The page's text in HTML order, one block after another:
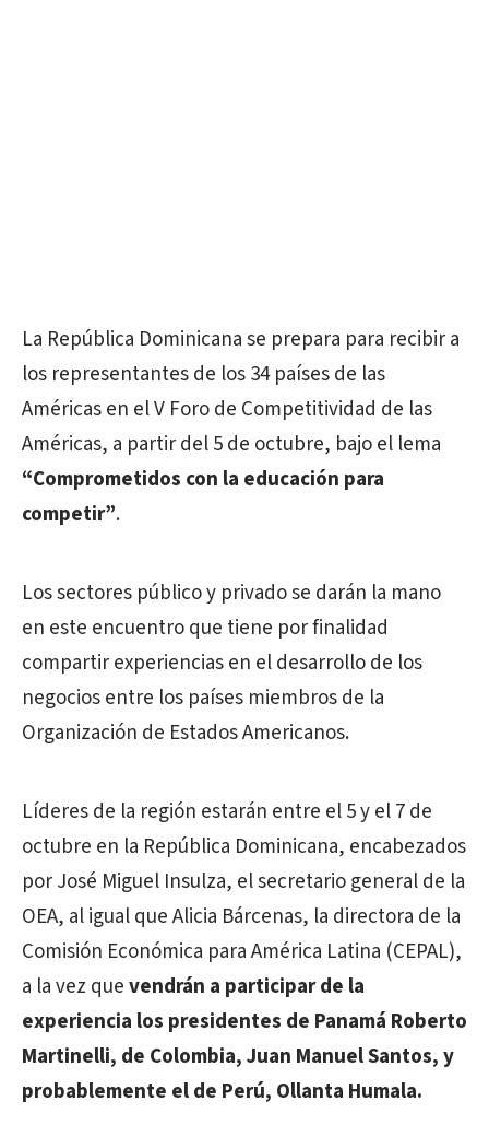
La República Dominicana se prepara para recibir a
los representantes de los 34 países de las
Américas en el V Foro de Competitividad de las
Américas, a partir del 5 de octubre, bajo el lema
“Comprometidos con la educación para
competir”.
Los sectores público y privado se darán la mano
en este encuentro que tiene por finalidad
compartir experiencias en el desarrollo de los
negocios entre los países miembros de la
Organización de Estados Americanos.
Líderes de la región estarán entre el 5 y el 7 de
octubre en la República Dominicana, encabezados
por José Miguel Insulza, el secretario general de la
OEA, al igual que Alicia Bárcenas, la directora de la
Comisión Económica para América Latina (CEPAL),
a la vez quevendrán a participar de la
experiencia los presidentes de Panamá Roberto
Martinelli, de Colombia, Juan Manuel Santos, y
probablemente el de Perú, Ollanta Humala.